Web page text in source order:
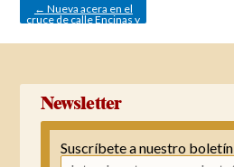
entradas
← Nueva acera en el
cruce de calle Encinas y
Newsletter
Suscríbete a nuestro boletín